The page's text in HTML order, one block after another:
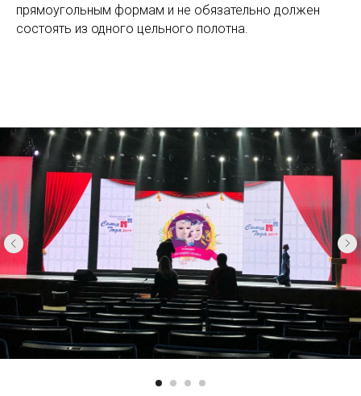
прямоугольным формам и не обязательно должен
состоять из одного цельного полотна.